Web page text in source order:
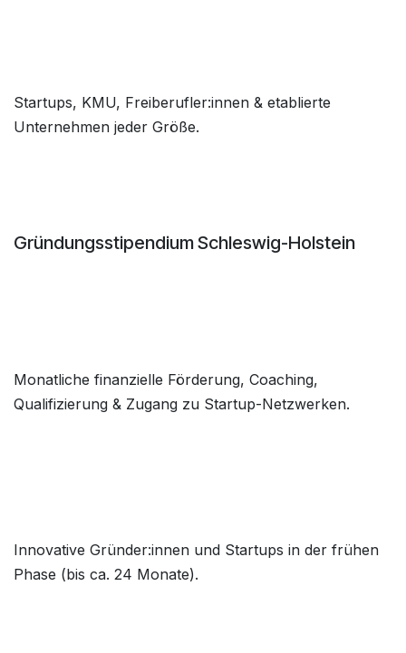
Startups, KMU, Freiberufler:innen & etablierte
Unternehmen jeder Größe.
Gründungsstipendium Schleswig-Holstein
Monatliche finanzielle Förderung, Coaching,
Qualifizierung & Zugang zu Startup-Netzwerken.
Innovative Gründer:innen und Startups in der frühen
Phase (bis ca. 24 Monate).